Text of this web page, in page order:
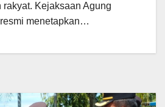
Kejaksaan Agung
menetapkan…